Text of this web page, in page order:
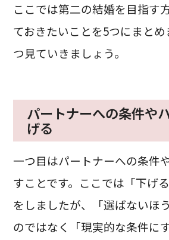
ここでは第二の結婚を目指す
ておきたいことを5つにまと
つ見ていきましょう。
パートナーへの条件や
げる
一つ目はパートナーへの条件
すことです。ここでは「下げ
をしましたが、「選ばないほ
のではなく「現実的な条件に